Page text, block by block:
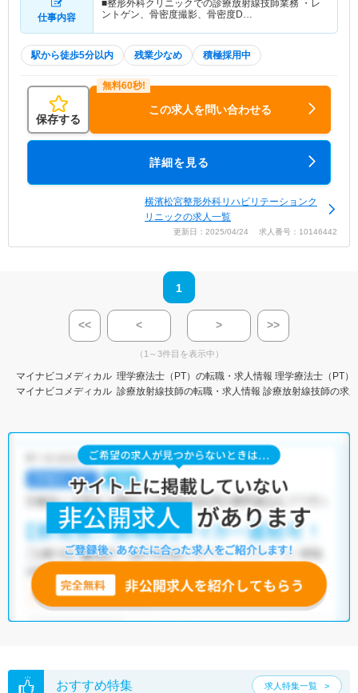
仕事内容
■整形外科クリニックでの診療放射線技師業務 ・レ
ントゲン、骨密度撮影、骨密度D…
駅から徒歩5分以内 残業少なめ 積極採用中
保存する
この求人を問い合わせる
詳細を見る
横濱松宮整形外科リハビリテーションク
リニックの求人一覧
更新日：2025/04/24 求人番号：10146442
1
<< < > >>
（1～3件目を表示中）
マイナビコメディカル 理学療法士（PT）の転職・求人情報 理学療法士（PT）
マイナビコメディカル 診療放射線技師の転職・求人情報 診療放射線技師の求
おすすめ特集 求人特集一覧